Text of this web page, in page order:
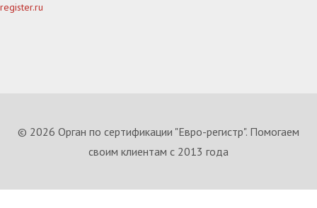
register.ru
© 2026 Орган по сертификации "Евро-регистр". Помогаем
своим клиентам с 2013 года